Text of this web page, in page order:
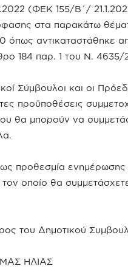
(ΦΕΚ 155/Β΄/
στα παρακάτω
όπως αντικαταστάθηκε
184 παρ. 1 του Ν. 4635/
Σύμβουλοι και οι
προϋποθέσεις
θα μπορούν να
ως προθεσμία
οποίο θα
του Δημοτικού
ΗΛΙΑΣ